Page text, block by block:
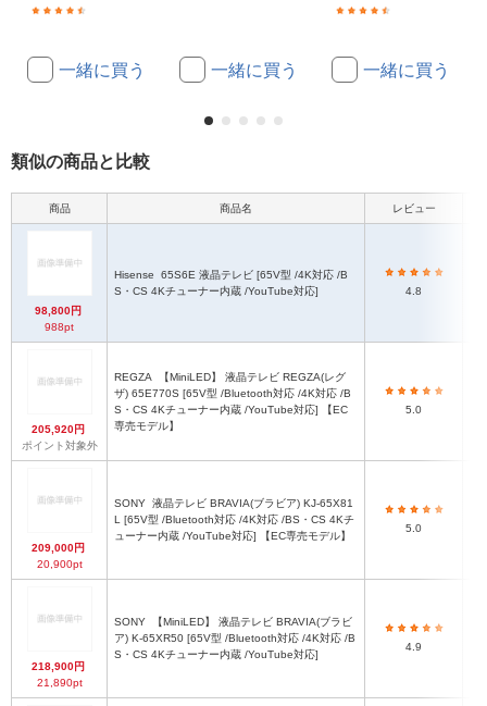
一緒に買う 一緒に買う 一緒に買う
類似の商品と比較
商品 商品名 レビュー
98,800円
988pt
Hisense
S・CS 4Kチューナー内蔵 /YouTube対応]
4.8
205,920円
ポイント対象外
REGZA
ザ) 65E770S [65V型 /Bluetooth対応 /4K対応 /B
S・CS 4Kチューナー内蔵 /YouTube対応] 【EC
専売モデル】
5.0
209,000円
20,900pt
SONY
L [65V型 /Bluetooth対応 /4K対応 /BS・CS 4Kチ
ューナー内蔵 /YouTube対応] 【EC専売モデル】
5.0
218,900円
21,890pt
SONY
ア) K-65XR50 [65V型 /Bluetooth対応 /4K対応 /B
S・CS 4Kチューナー内蔵 /YouTube対応]
4.9